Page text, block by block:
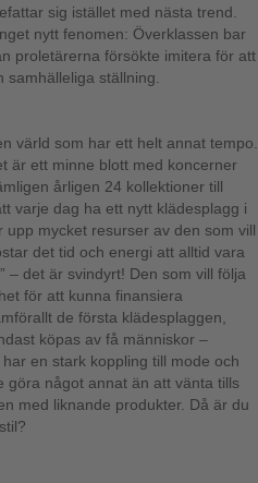
sig istället med nästa trend.
nytt fenomen: Överklassen bar
proletärerna försökte imitera för att
ställning.
värld som har ett helt annat tempo.
är ett minne blott med koncerner
årligen 24 kollektioner till
varje dag ha ett nytt klädesplagg i
mycket resurser av den som vill
det tid och energi att alltid vara
– det är svindyrt! Den som vill följa
för att kunna finansiera
de första klädesplaggen,
köpas av få människor –
en stark koppling till mode och
göra något annat än att vänta tills
med liknande produkter. Då är du